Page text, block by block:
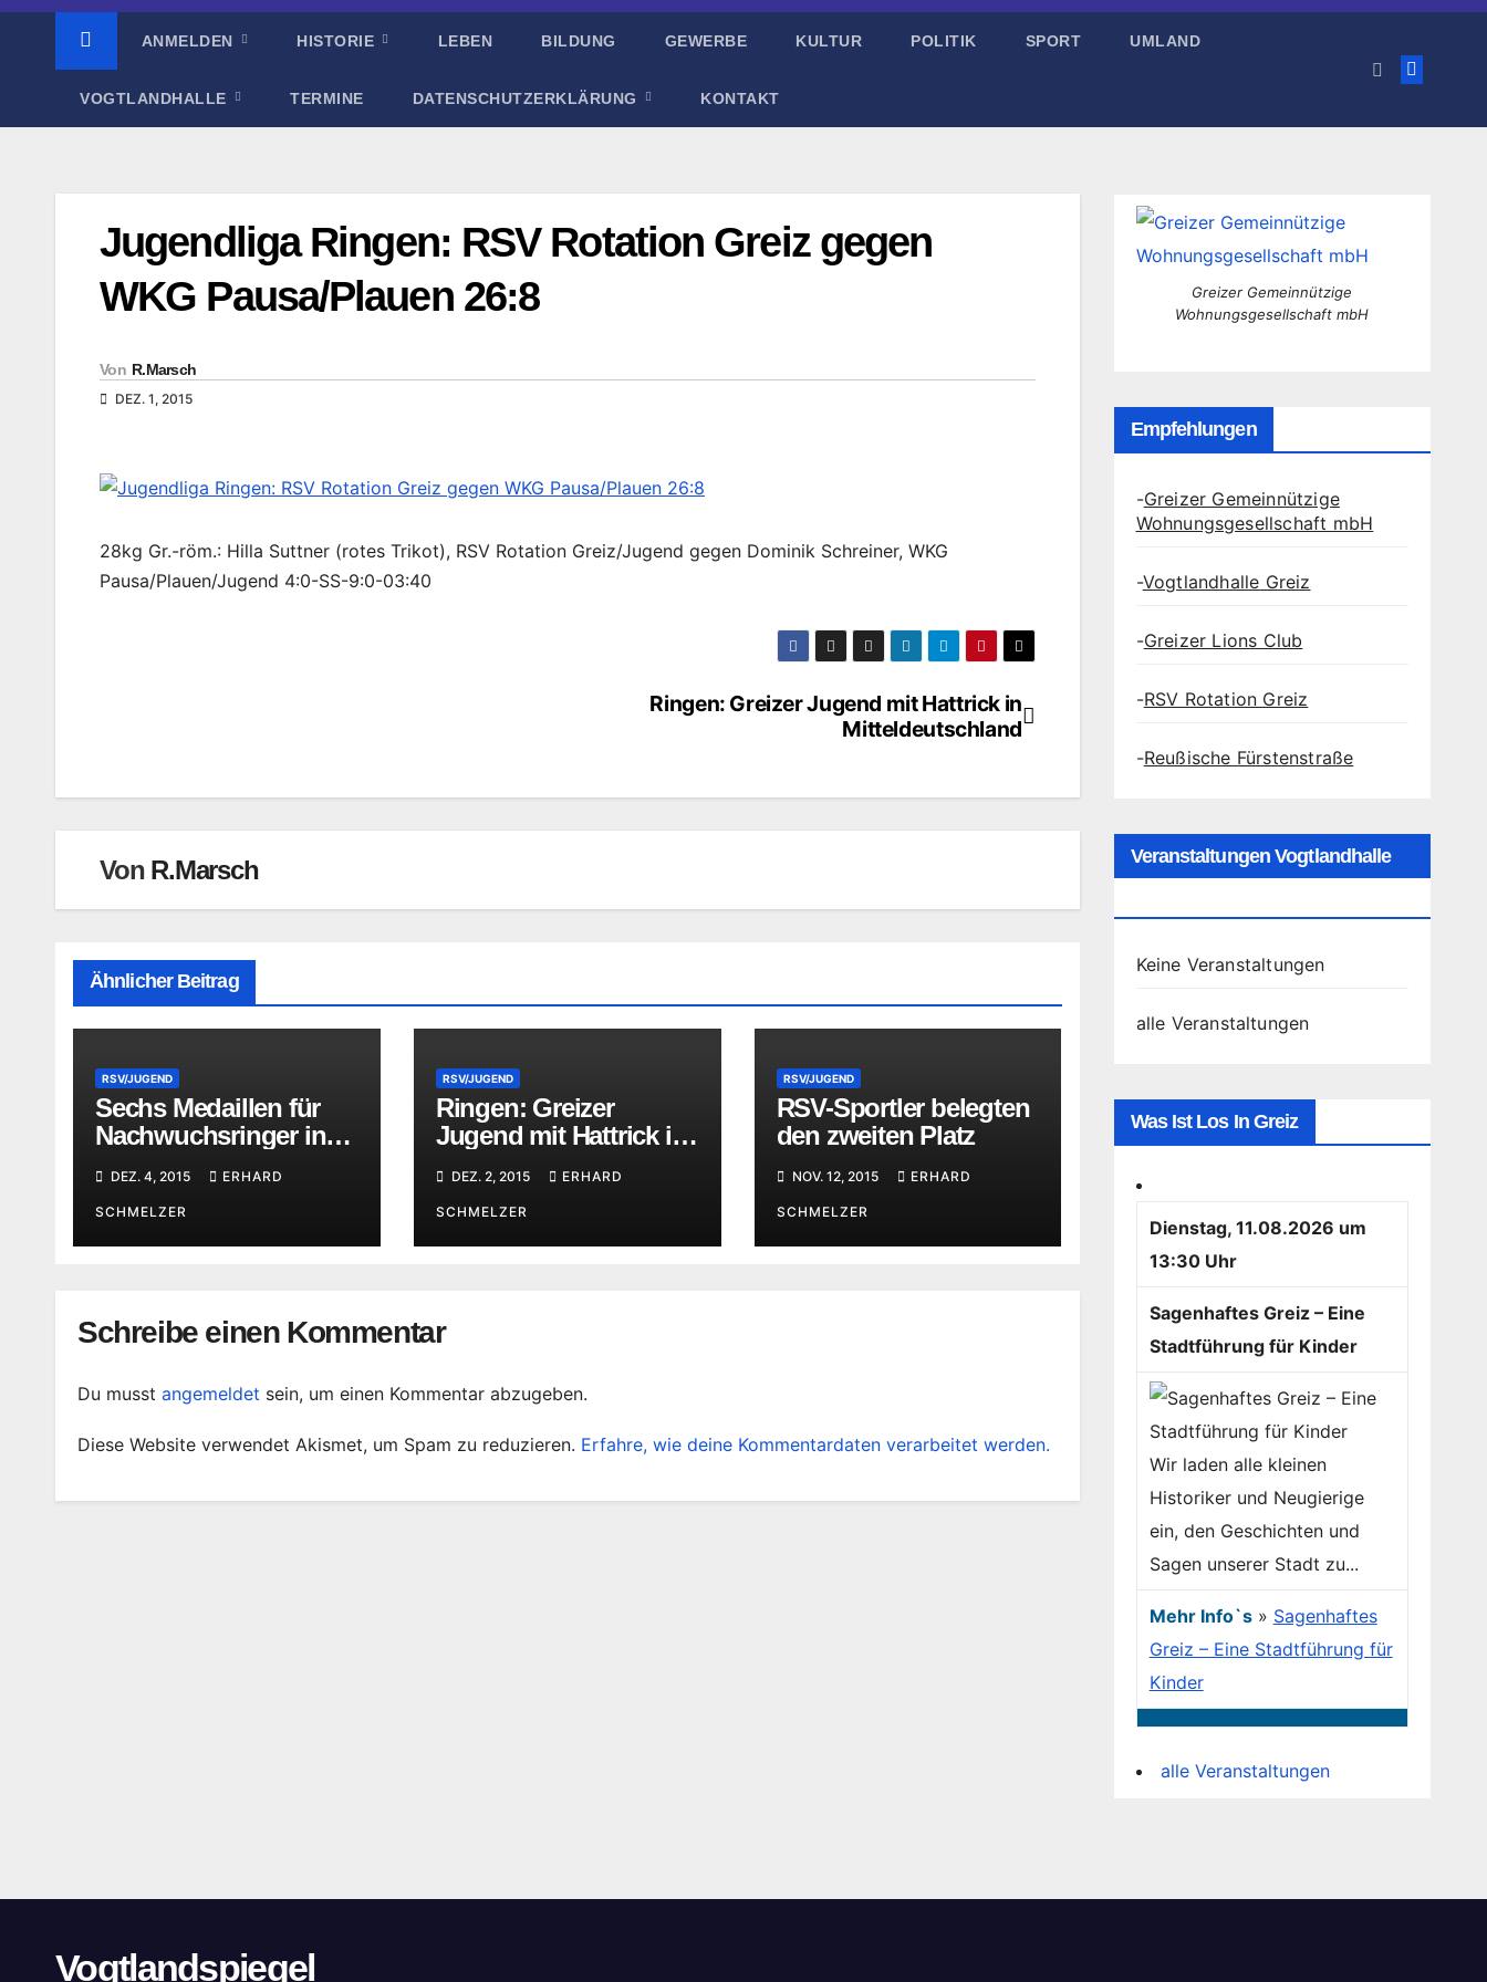
ANMELDEN HISTORIE LEBEN BILDUNG GEWERBE KULTUR POLITIK SPORT UMLAND
VOGTLANDHALLE TERMINE DATENSCHUTZERKLÄRUNG KONTAKT
Jugendliga Ringen: RSV Rotation Greiz gegen
WKG Pausa/Plauen 26:8
Von R.Marsch
DEZ. 1, 2015
28kg Gr.-röm.: Hilla Suttner (rotes Trikot), RSV Rotation Greiz/Jugend gegen Dominik Schreiner, WKG
Pausa/Plauen/Jugend 4:0-SS-9:0-03:40
Ringen: Greizer Jugend mit Hattrick in
Mitteldeutschland
Von R.Marsch
Ähnlicher Beitrag
RSV/JUGEND
Sechs Medaillen für
Nachwuchsringer in
DEZ. 4, 2015 ERHARD
SCHMELZER
RSV/JUGEND
Ringen: Greizer
Jugend mit Hattrick in
DEZ. 2, 2015 ERHARD
SCHMELZER
RSV/JUGEND
RSV-Sportler belegten
den zweiten Platz
NOV. 12, 2015 ERHARD
SCHMELZER
Schreibe einen Kommentar
Du musst angemeldet sein, um einen Kommentar abzugeben.
Diese Website verwendet Akismet, um Spam zu reduzieren. Erfahre, wie deine Kommentardaten verarbeitet werden.
Greizer Gemeinnützige
Wohnungsgesellschaft mbH
Empfehlungen
-Greizer Gemeinnützige
Wohnungsgesellschaft mbH
-Vogtlandhalle Greiz
-Greizer Lions Club
-RSV Rotation Greiz
-Reußische Fürstenstraße
Veranstaltungen Vogtlandhalle
Keine Veranstaltungen
alle Veranstaltungen
Was Ist Los In Greiz
Dienstag, 11.08.2026 um
13:30 Uhr
Sagenhaftes Greiz – Eine
Stadtführung für Kinder
Wir laden alle kleinen
Historiker und Neugierige
ein, den Geschichten und
Sagen unserer Stadt zu...
Mehr Info`s» Sagenhaftes
Greiz – Eine Stadtführung für
Kinder
alle Veranstaltungen
Vogtlandspiegel